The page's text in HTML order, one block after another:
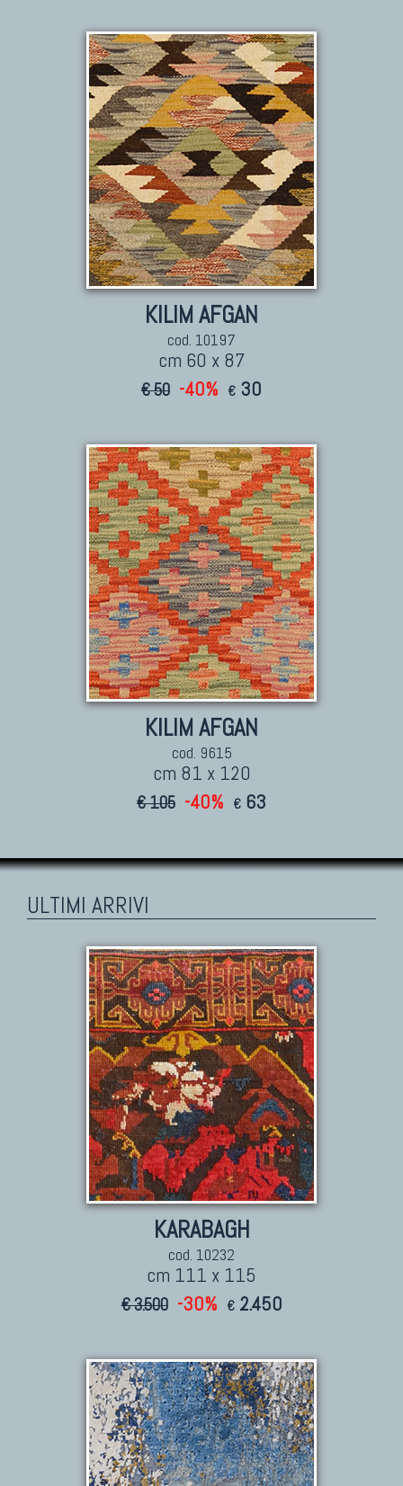
KILIM AFGAN
cod. 10197
cm 60 x 87
€ 50 -40% € 30
KILIM AFGAN
cod. 9615
cm 81 x 120
€ 105 -40% € 63
ULTIMI ARRIVI
KARABAGH
cod. 10232
cm 111 x 115
€ 3.500 -30% € 2.450